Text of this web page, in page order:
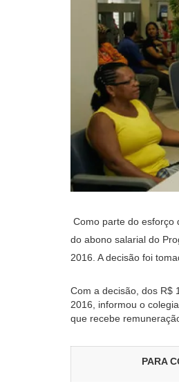
Como parte do esforço
do abono salarial do
2016. A decisão foi
Com a decisão, dos R$
2016, informou o
que recebe
PARA